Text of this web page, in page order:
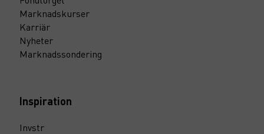
Marknadskurser
Karriär
Nyheter
Marknadssondering
Inspiration
Invstr